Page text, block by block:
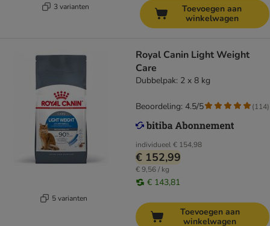
3 varianten
Toevoegen aan
winkelwagen
5 varianten
Royal Canin Light Weight
Care
Dubbelpak: 2 x 8 kg
individueel€ 154,98
€ 152,99
€ 9,56 / kg
€ 143,81
Beoordeling: 4.5/5 (114)
Toevoegen aan
winkelwagen